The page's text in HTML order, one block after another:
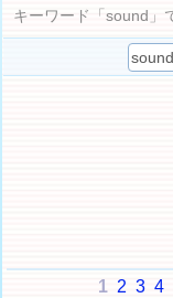
キーワード「sound」
1 2 3 4